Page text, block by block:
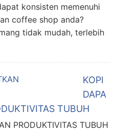
konsisten memenuhi
coffee shop anda?
tidak mudah, terlebih
KOPI
DAPA
TUBUH
PRODUKTIVITAS TUBUH